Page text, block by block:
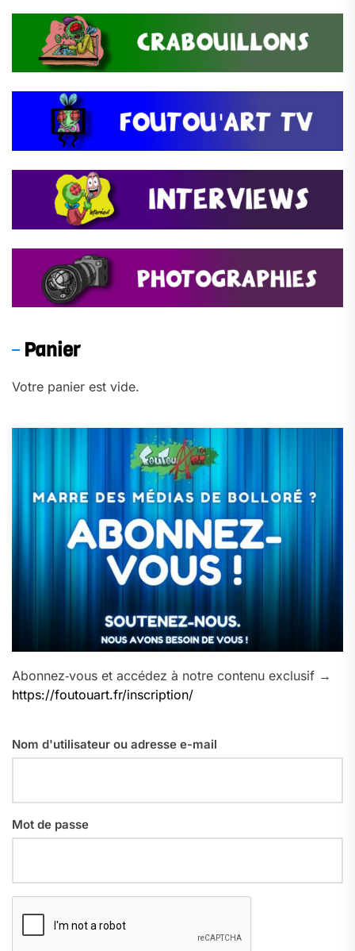
Panier
Votre panier est vide.
Abonnez‑vous et accédez à notre contenu exclusif →
https://foutouart.fr/inscription/
Nom d'utilisateur ou adresse e-mail
Mot de passe